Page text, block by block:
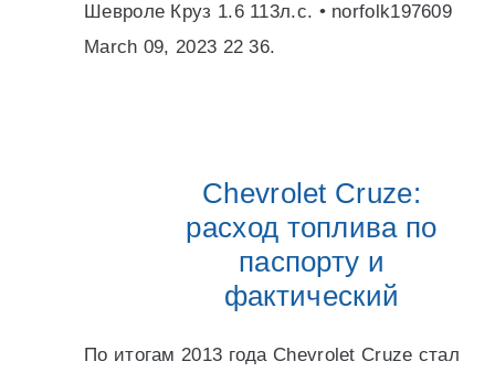
Шевроле Круз 1.6 113л.с. • norfolk197609
March 09, 2023 22 36.
Chevrolet Cruze:
расход топлива по
паспорту и
фактический
По итогам 2013 года Chevrolet Cruze стал